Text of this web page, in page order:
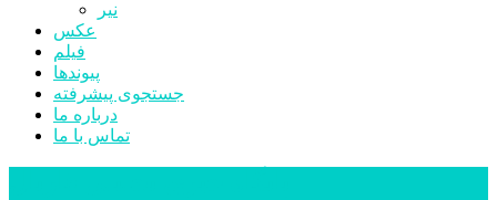
نیر
عکس
فیلم
پیوندها
جستجوی پیشرفته
درباره ما
تماس با ما